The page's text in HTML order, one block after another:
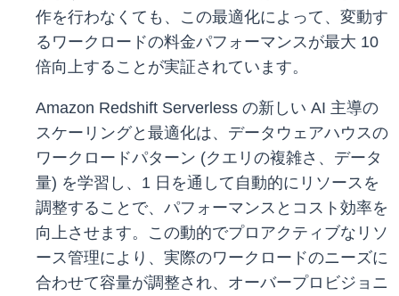
作を行わなくても、この最適化によって、変動す
るワークロードの料金パフォーマンスが最大 10
倍向上することが実証されています。
Amazon Redshift Serverless の新しい AI 主導の
スケーリングと最適化は、データウェアハウスの
ワークロードパターン (クエリの複雑さ、データ
量) を学習し、1 日を通して自動的にリソースを
調整することで、パフォーマンスとコスト効率を
向上させます。この動的でプロアクティブなリソ
ース管理により、実際のワークロードのニーズに
合わせて容量が調整され、オーバープロビジョニ